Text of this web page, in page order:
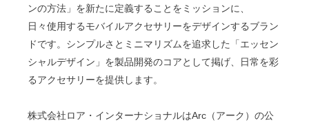
ンの方法」を新たに定義することをミッションに、
日々使用するモバイルアクセサリーをデザインするブラン
ドです。シンプルさとミニマリズムを追求した「エッセン
シャルデザイン」を製品開発のコアとして掲げ、日常を彩
るアクセサリーを提供します。
株式会社ロア・インターナショナルはArc（アーク）の公